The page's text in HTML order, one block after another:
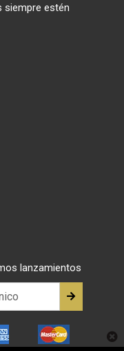
siempre estén
lanzamientos